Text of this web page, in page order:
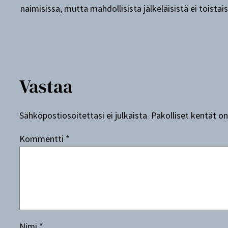
naimisissa, mutta mahdollisista jälkeläisistä ei
Vastaa
Sähköpostiosoitettasi ei julkaista. Pakolliset kentät
Kommentti *